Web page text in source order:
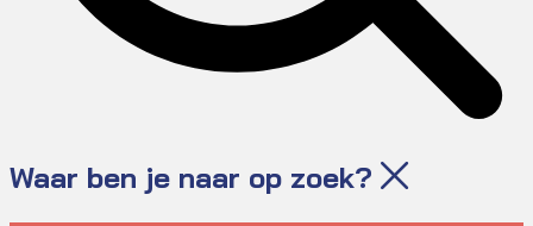
Waar ben je naar op zoek?